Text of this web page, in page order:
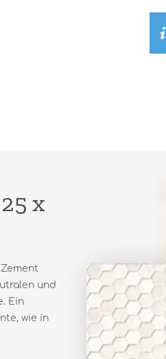
x
und
Ein
wie in